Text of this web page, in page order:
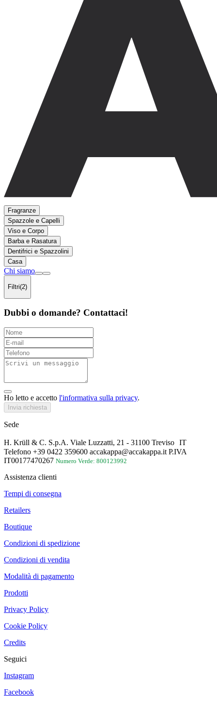
Fragranze
Spazzole e Capelli
Viso e Corpo
Barba e Rasatura
Dentifrici e Spazzolini
Casa
Chi siamo
Filtri(2)
Dubbi o domande? Contattaci!
Ho letto e accetto l'informativa sulla privacy.
Invia richiesta
Sede
H. Krüll & C. S.p.A. Viale Luzzatti, 21 - 31100 Treviso IT
Telefono +39 0422 359600 accakappa@accakappa.it P.IVA
IT00177470267 Numero Verde: 800123992
Assistenza clienti
Tempi di consegna
Retailers
Boutique
Condizioni di spedizione
Condizioni di vendita
Modalità di pagamento
Prodotti
Privacy Policy
Cookie Policy
Credits
Seguici
Instagram
Facebook